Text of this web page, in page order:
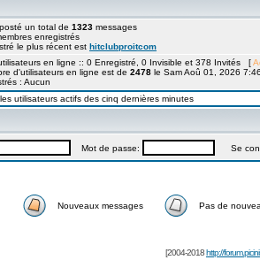
un total de 1323 messages
enregistrés
le plus récent est hitclubproitcom
en ligne :: 0 Enregistré, 0 Invisible et 378 Invités [
d'utilisateurs en ligne est de 2478 le Sam Aoû 01, 2026
: Aucun
utilisateurs actifs des cinq dernières minutes
Mot de passe: Se
Nouveaux messages Pas de
[2004-2018http://